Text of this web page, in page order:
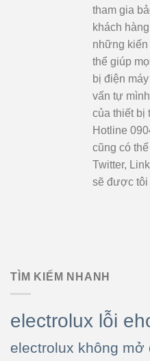
tham gia
khách
những
thể giúp
bị điện
vấn tự
của thiết bị
Hotline
cũng có
Twitter,
sẽ được tôi
TÌM KIẾM NHANH
electrolux lỗi
electrolux không mở